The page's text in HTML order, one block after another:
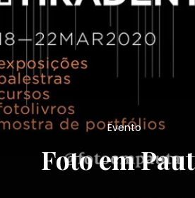
Evento
Carnaval de